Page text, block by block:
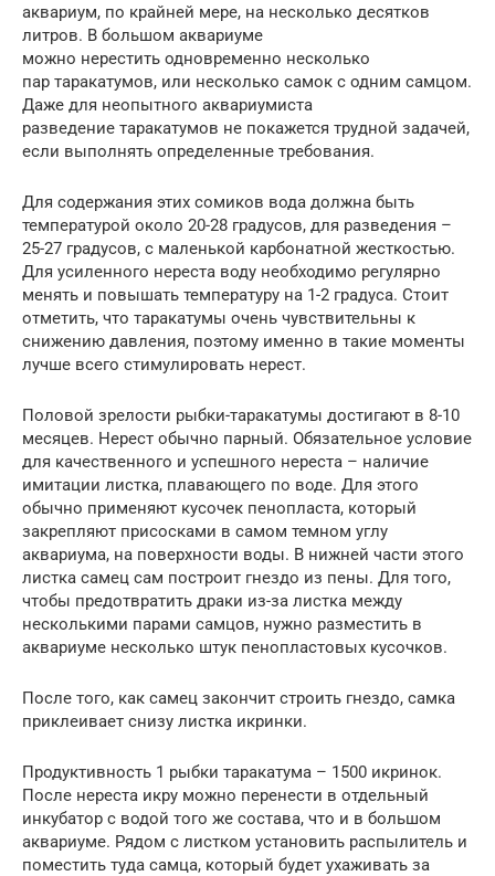
аквариум, по крайней мере, на несколько десятков
литров. В большом аквариуме
можно нерестить одновременно несколько
пар таракатумов, или несколько самок с одним самцом.
Даже для неопытного аквариумиста
разведение таракатумов не покажется трудной задачей,
если выполнять определенные требования.
Для содержания этих сомиков вода должна быть
температурой около 20-28 градусов, для разведения –
25-27 градусов, с маленькой карбонатной жесткостью.
Для усиленного нереста воду необходимо регулярно
менять и повышать температуру на 1-2 градуса. Стоит
отметить, что таракатумы очень чувствительны к
снижению давления, поэтому именно в такие моменты
лучше всего стимулировать нерест.
Половой зрелости рыбки-таракатумы достигают в 8-10
месяцев. Нерест обычно парный. Обязательное условие
для качественного и успешного нереста – наличие
имитации листка, плавающего по воде. Для этого
обычно применяют кусочек пенопласта, который
закрепляют присосками в самом темном углу
аквариума, на поверхности воды. В нижней части этого
листка самец сам построит гнездо из пены. Для того,
чтобы предотвратить драки из-за листка между
несколькими парами самцов, нужно разместить в
аквариуме несколько штук пенопластовых кусочков.
После того, как самец закончит строить гнездо, самка
приклеивает снизу листка икринки.
Продуктивность 1 рыбки таракатума – 1500 икринок.
После нереста икру можно перенести в отдельный
инкубатор с водой того же состава, что и в большом
аквариуме. Рядом с листком установить распылитель и
поместить туда самца, который будет ухаживать за